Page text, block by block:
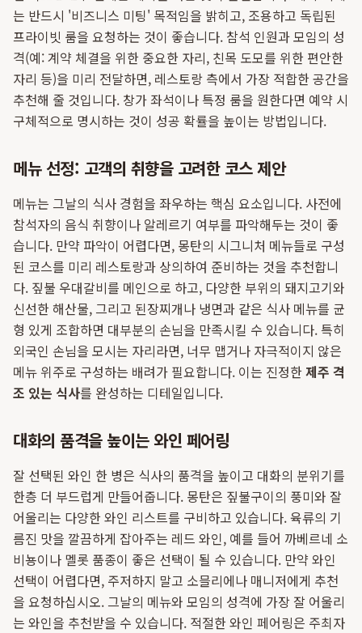
는 반드시 '비즈니스 미팅' 목적임을 밝히고, 조용하고 독립된
프라이빗 룸을 요청하는 것이 좋습니다. 참석 인원과 모임의 성
격(예: 계약 체결을 위한 중요한 자리, 친목 도모를 위한 편안한
자리 등)을 미리 전달하면, 레스토랑 측에서 가장 적합한 공간을
추천해 줄 것입니다. 창가 좌석이나 특정 룸을 원한다면 예약 시
구체적으로 명시하는 것이 성공 확률을 높이는 방법입니다.
메뉴 선정: 고객의 취향을 고려한 코스 제안
메뉴는 그날의 식사 경험을 좌우하는 핵심 요소입니다. 사전에
참석자의 음식 취향이나 알레르기 여부를 파악해두는 것이 좋
습니다. 만약 파악이 어렵다면, 몽탄의 시그니처 메뉴들로 구성
된 코스를 미리 레스토랑과 상의하여 준비하는 것을 추천합니
다. 짚불 우대갈비를 메인으로 하고, 다양한 부위의 돼지고기와
신선한 해산물, 그리고 된장찌개나 냉면과 같은 식사 메뉴를 균
형 있게 조합하면 대부분의 손님을 만족시킬 수 있습니다. 특히
외국인 손님을 모시는 자리라면, 너무 맵거나 자극적이지 않은
메뉴 위주로 구성하는 배려가 필요합니다. 이는 진정한제주 격
조 있는 식사를 완성하는 디테일입니다.
대화의 품격을 높이는 와인 페어링
잘 선택된 와인 한 병은 식사의 품격을 높이고 대화의 분위기를
한층 더 부드럽게 만들어줍니다. 몽탄은 짚불구이의 풍미와 잘
어울리는 다양한 와인 리스트를 구비하고 있습니다. 육류의 기
름진 맛을 깔끔하게 잡아주는 레드 와인, 예를 들어 까베르네 소
비뇽이나 멜롯 품종이 좋은 선택이 될 수 있습니다. 만약 와인
선택이 어렵다면, 주저하지 말고 소믈리에나 매니저에게 추천
을 요청하십시오. 그날의 메뉴와 모임의 성격에 가장 잘 어울리
는 와인을 추천받을 수 있습니다. 적절한 와인 페어링은 주최자